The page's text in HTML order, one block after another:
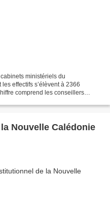
ministériels du
effectifs s’élèvent à 2366
comprend les conseillers
Nouvelle Calédonie